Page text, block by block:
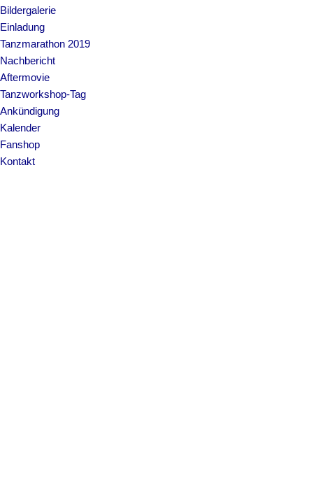
Bildergalerie
Einladung
Tanzmarathon 2019
Nachbericht
Aftermovie
Tanzworkshop-Tag
Ankündigung
Kalender
Fanshop
Kontakt